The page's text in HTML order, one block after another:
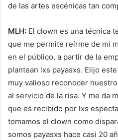
de las artes escénicas tan
MLH: El clown es una técnica
que me permite reírme de mí
en el público, a partir de la
plantean lxs payasxs. Elijo
muy valioso reconocer
al servicio de la risa. Y me da
que es recibido por lxs
tomamos el clown como
somos payasxs hace casi 20